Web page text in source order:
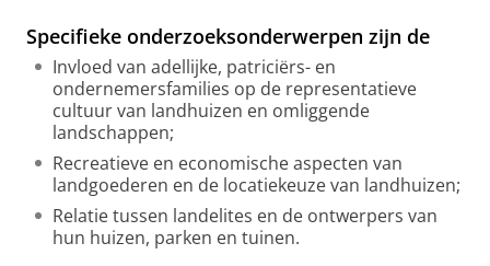
Specifieke onderzoeksonderwerpen zijn de
Invloed van adellijke, patriciërs- en
ondernemersfamilies op de representatieve
cultuur van landhuizen en omliggende
landschappen;
Recreatieve en economische aspecten van
landgoederen en de locatiekeuze van landhuizen;
Relatie tussen landelites en de ontwerpers van
hun huizen, parken en tuinen.